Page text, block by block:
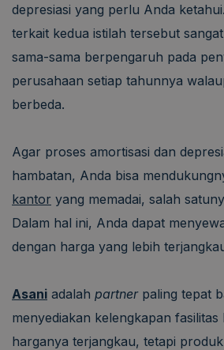
depresiasi yang perlu Anda
terkait kedua istilah tersebut
sama-sama berpengaruh pada
perusahaan setiap tahunnya
berbeda.
Agar proses amortisasi dan
hambatan, Anda bisa
kantor yang memadai, salah
Dalam hal ini, Anda dapat
dengan harga yang lebih
Asani adalah partner paling tepat
menyediakan kelengkapan
harganya terjangkau, tetapi